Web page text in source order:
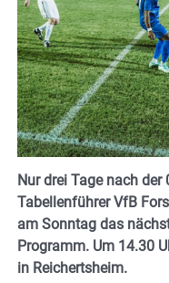
Nur drei Tage nach der
Tabellenführer VfB
am Sonntag das
Programm. Um 14.30
in Reichertsheim.